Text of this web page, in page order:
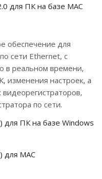
для ПК на базе MAC
обеспечение для
сети Ethernet, с
в реальном времени,
изменения настроек, а
по сети.
для ПК на базе Windows
для MAC